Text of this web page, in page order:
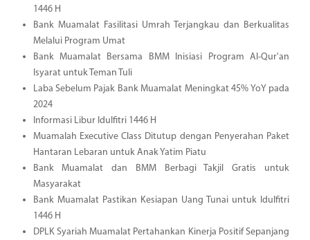
1446 H
Bank Muamalat Fasilitasi Umrah Terjangkau dan Berkualitas
Melalui Program Umat
Bank Muamalat Bersama BMM Inisiasi Program Al-Qur'an
Isyarat untuk Teman Tuli
Laba Sebelum Pajak Bank Muamalat Meningkat 45% YoY pada
2024
Informasi Libur Idulfitri 1446 H
Muamalah Executive Class Ditutup dengan Penyerahan Paket
Hantaran Lebaran untuk Anak Yatim Piatu
Bank Muamalat dan BMM Berbagi Takjil Gratis untuk
Masyarakat
Bank Muamalat Pastikan Kesiapan Uang Tunai untuk Idulfitri
1446 H
DPLK Syariah Muamalat Pertahankan Kinerja Positif Sepanjang